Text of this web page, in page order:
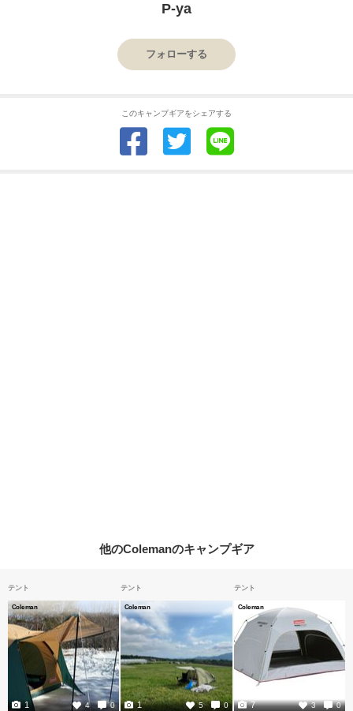
P-ya
フォローする
このキャンプギアをシェアする
他のColemanのキャンプギア
テント
Coleman
4 0
1
テント
Coleman
5 0
1
テント
Coleman
3 0
7